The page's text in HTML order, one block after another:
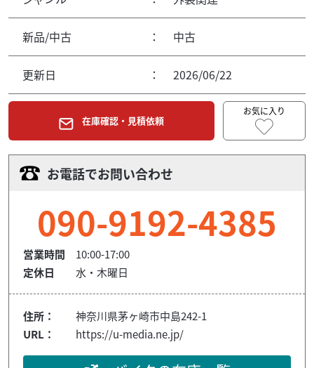
新品/中古 ： 中古
更新日 ： 2026/06/22
在庫確認・見積依頼
お気に入り
お電話でお問い合わせ
090-9192-4385
営業時間
10:00-17:00
定休日
水・木曜日
住所：
神奈川県茅ヶ崎市中島242-1
URL：
https://u-media.ne.jp/